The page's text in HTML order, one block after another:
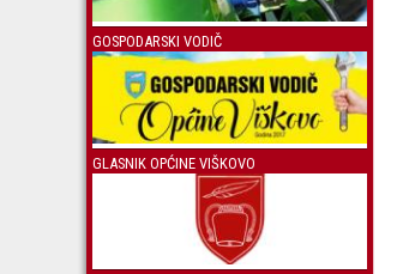
GOSPODARSKI VODIČ
GLASNIK OPĆINE VIŠKOVO